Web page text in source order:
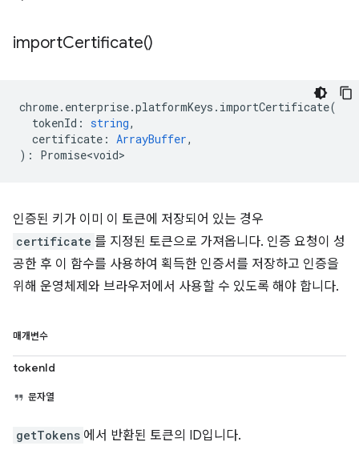
importCertificate()
chrome. enterprise.platformKeys . importCertificate(
tokenId : string,
certificate : ArrayBuffer,
) : Promise<void>
인증된 키가 이미 이 토큰에 저장되어 있는 경우
certificate 를 지정된 토큰으로 가져옵니다. 인증 요청이 성
공한 후 이 함수를 사용하여 획득한 인증서를 저장하고 인증을
위해 운영체제와 브라우저에서 사용할 수 있도록 해야 합니다.
매개변수
tokenId
문자열
getTokens 에서 반환된 토큰의 ID입니다.